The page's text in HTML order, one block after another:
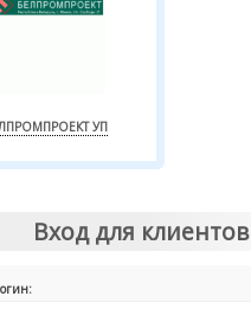
УП
Вход для клиентов